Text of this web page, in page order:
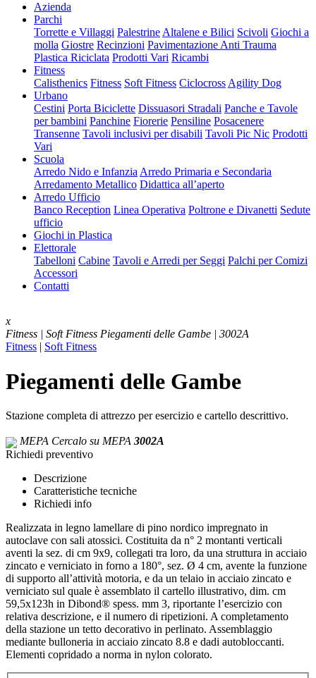
Azienda
Parchi
Torrette e Villaggi Palestrine Altalene e Bilici Scivoli Giochi a
molla Giostre Recinzioni Pavimentazione Anti Trauma
Plastica Riciclata Prodotti Vari Ricambi
Fitness
Calisthenics Fitness Soft Fitness Ciclocross Agility Dog
Urbano
Cestini Porta Biciclette Dissuasori Stradali Panche e Tavole
per bambini Panchine Fiorerie Pensiline Posacenere
Transenne Tavoli inclusivi per disabili Tavoli Pic Nic Prodotti
Vari
Scuola
Arredo Nido e Infanzia Arredo Primaria e Secondaria
Arredamento Metallico Didattica all’aperto
Arredo Ufficio
Banco Reception Linea Operativa Poltrone e Divanetti Sedute
ufficio
Giochi in Plastica
Elettorale
Tabelloni Cabine Tavoli e Arredi per Seggi Palchi per Comizi
Accessori
Contatti
x
Fitness | Soft Fitness Piegamenti delle Gambe | 3002A
Fitness | Soft Fitness
Piegamenti delle Gambe
Stazione completa di attrezzo per esercizio e cartello descrittivo.
MEPA Cercalo su MEPA 3002A
Richiedi preventivo
Descrizione
Caratteristiche tecniche
Richiedi info
Realizzata in legno lamellare di pino nordico impregnato in
autoclave con sali atossici. Costituita da n° 2 montanti verticali
aventi la sez. di cm 9x9, collegati tra loro, da una struttura in acciaio
zincato e verniciato in forno a 180°, sez. Ø 4 cm, avente la funzione
di supporto all’attività motoria, e da un telaio in acciaio zincato e
verniciato sul quale è assemblato il cartello illustrativo, dim. cm
59,5x123h in Dibond® spess. mm 3, riportante l’esercizio con
relativa descrizione, e il numero di ripetizioni. A completamento
della stazione un tetto decorativo in perlinato. Assemblaggio
mediante bulloneria in acciaio zincato 8.8 e dadi autobloccanti.
Elementi copridado a norma in nylon colorato.